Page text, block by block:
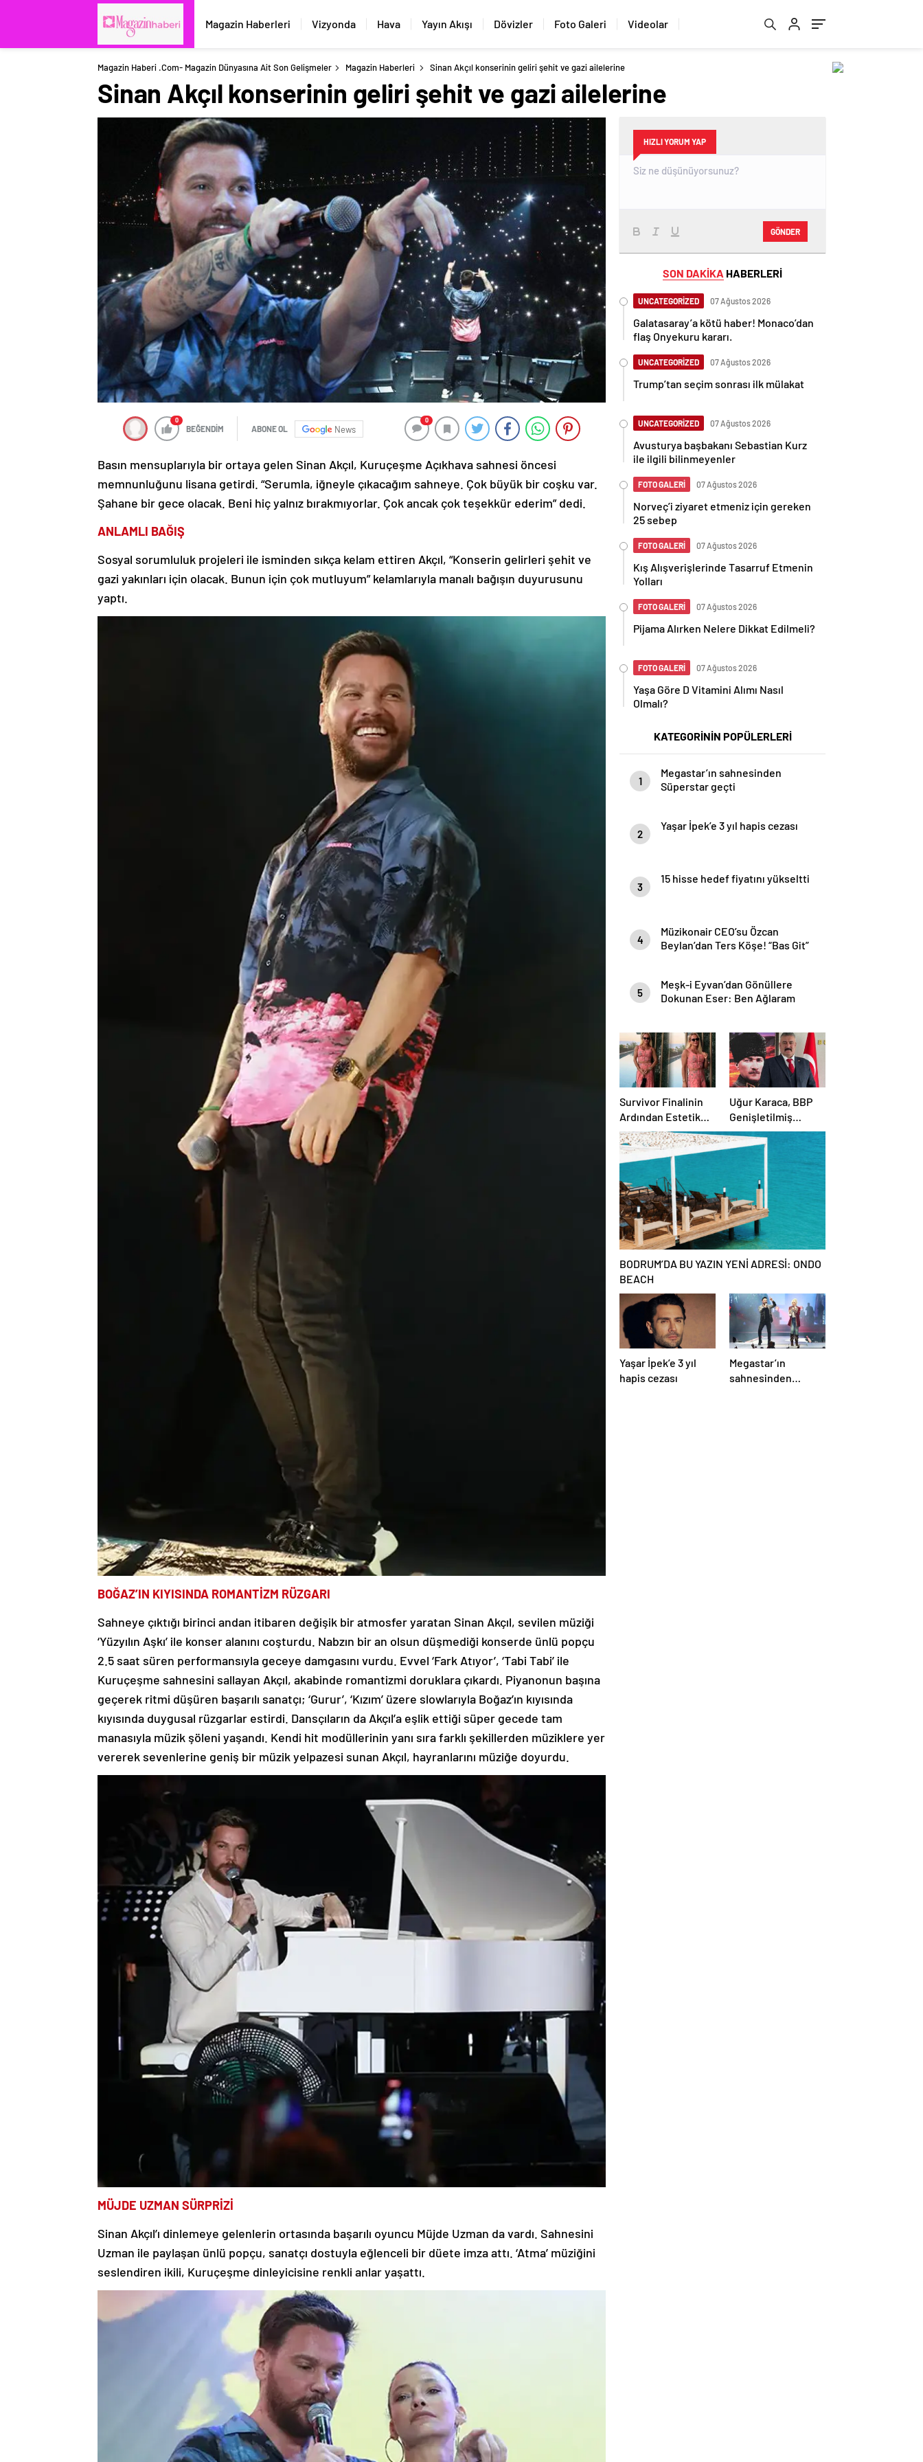
Magazin Haberleri Vizyonda Hava Yayın Akışı Dövizler Foto Galeri Videolar
Magazin Haberi .com- Magazin Dünyasına Ait Son Gelişmeler Magazin Haberleri Sinan Akçıl konserinin geliri şehit ve gazi ailelerine
Sinan Akçıl konserinin geliri şehit ve gazi ailelerine
0
BEĞENDİM ABONE OL News
0
Basın mensuplarıyla bir ortaya gelen Sinan Akçıl, Kuruçeşme Açıkhava sahnesi öncesi
memnunluğunu lisana getirdi. “Serumla, iğneyle çıkacağım sahneye. Çok büyük bir coşku var.
Şahane bir gece olacak. Beni hiç yalnız bırakmıyorlar. Çok ancak çok teşekkür ederim” dedi.
ANLAMLI BAĞIŞ
Sosyal sorumluluk projeleri ile isminden sıkça kelam ettiren Akçıl, “Konserin gelirleri şehit ve
gazi yakınları için olacak. Bunun için çok mutluyum” kelamlarıyla manalı bağışın duyurusunu
yaptı.
BOĞAZ’IN KIYISINDA ROMANTİZM RÜZGARI
Sahneye çıktığı birinci andan itibaren değişik bir atmosfer yaratan Sinan Akçıl, sevilen müziği
‘Yüzyılın Aşkı’ ile konser alanını coşturdu. Nabzın bir an olsun düşmediği konserde ünlü popçu
2.5 saat süren performansıyla geceye damgasını vurdu. Evvel ‘Fark Atıyor’, ‘Tabi Tabi’ ile
Kuruçeşme sahnesini sallayan Akçıl, akabinde romantizmi doruklara çıkardı. Piyanonun başına
geçerek ritmi düşüren başarılı sanatçı; ‘Gurur’, ‘Kızım’ üzere slowlarıyla Boğaz’ın kıyısında
kıyısında duygusal rüzgarlar estirdi. Dansçıların da Akçıl’a eşlik ettiği süper gecede tam
manasıyla müzik şöleni yaşandı. Kendi hit modüllerinin yanı sıra farklı şekillerden müziklere yer
vererek sevenlerine geniş bir müzik yelpazesi sunan Akçıl, hayranlarını müziğe doyurdu.
MÜJDE UZMAN SÜRPRİZİ
Sinan Akçıl’ı dinlemeye gelenlerin ortasında başarılı oyuncu Müjde Uzman da vardı. Sahnesini
Uzman ile paylaşan ünlü popçu, sanatçı dostuyla eğlenceli bir düete imza attı. ‘Atma’ müziğini
seslendiren ikili, Kuruçeşme dinleyicisine renkli anlar yaşattı.
HIZLI YORUM YAP
GÖNDER
SON DAKİKA HABERLERİ
UNCATEGORİZED 07 Ağustos 2026
Galatasaray’a kötü haber! Monaco’dan
flaş Onyekuru kararı.
UNCATEGORİZED 07 Ağustos 2026
Trump’tan seçim sonrası ilk mülakat
UNCATEGORİZED 07 Ağustos 2026
Avusturya başbakanı Sebastian Kurz
ile ilgili bilinmeyenler
FOTO GALERİ 07 Ağustos 2026
Norveç’i ziyaret etmeniz için gereken
25 sebep
FOTO GALERİ 07 Ağustos 2026
Kış Alışverişlerinde Tasarruf Etmenin
Yolları
FOTO GALERİ 07 Ağustos 2026
Pijama Alırken Nelere Dikkat Edilmeli?
FOTO GALERİ 07 Ağustos 2026
Yaşa Göre D Vitamini Alımı Nasıl
Olmalı?
KATEGORİNİN POPÜLERLERİ
1
Megastar’ın sahnesinden
Süperstar geçti
2
Yaşar İpek’e 3 yıl hapis cezası
3
15 hisse hedef fiyatını yükseltti
4
Müzikonair CEO’su Özcan
Beylan’dan Ters Köşe! “Bas Git”
5
Meşk-i Eyvan’dan Gönüllere
Dokunan Eser: Ben Ağlaram
Survivor Finalinin
Ardından Estetik
Dokunuşuyla
Gündemde
Uğur Karaca, BBP
Genişletilmiş
Başkanlık
Divanı’nda görev
BODRUM’DA BU YAZIN YENİ ADRESİ: ONDO
BEACH
Yaşar İpek’e 3 yıl
hapis cezası
Megastar’ın
sahnesinden